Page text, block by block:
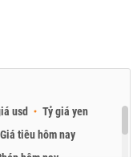
usd
Tỷ giá yen
Giá tiêu hôm nay